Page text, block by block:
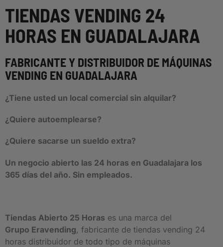
TIENDAS VENDING 24
HORAS EN GUADALAJARA
FABRICANTE Y DISTRIBUIDOR DE MÁQUINAS
VENDING EN GUADALAJARA
¿Tiene usted un local comercial sin alquilar?
¿Quiere autoemplearse?
¿Quiere sacarse un sueldo extra?
Un negocio abierto las 24 horas en Guadalajara los
365 días del año. Sin empleados.
Tiendas Abierto 25 Horas es una marca del
Grupo Eravending, fabricante de tiendas vending 24
horas distribuidor de todo tipo de máquinas